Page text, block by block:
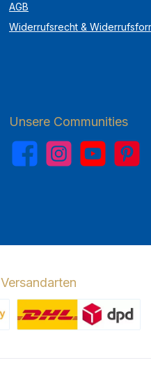
AGB
Widerrufsrecht &
Unsere Communities
FacebookInstagramYouTubePinterest